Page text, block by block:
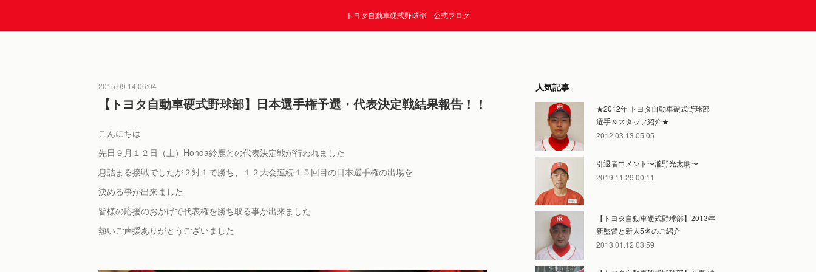
トヨタ自動車硬式野球部 公式ブログ
2015.09.14 06:04
【トヨタ自動車硬式野球部】日本選手権予選・代表決定戦結果報告！！
こんにちは
先日９月１２日（土）Honda鈴鹿との代表決定戦が行われました
息詰まる接戦でしたが２対１で勝ち、１２大会連続１５回目の日本選手権の出場を
決める事が出来ました
皆様の応援のおかげで代表権を勝ち取る事が出来ました
熱いご声援ありがとうございました
人気記事
★2012年 トヨタ自動車硬式野球部
選手＆スタッフ紹介★
2012.03.13 05:05
引退者コメント〜瀧野光太朗〜
2019.11.29 00:11
【トヨタ自動車硬式野球部】2013年
新監督と新人5名のご紹介
2013.01.12 03:59